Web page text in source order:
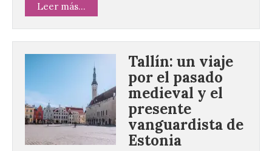
Leer más...
Tallín: un viaje
por el pasado
medieval y el
presente
vanguardista de
Estonia